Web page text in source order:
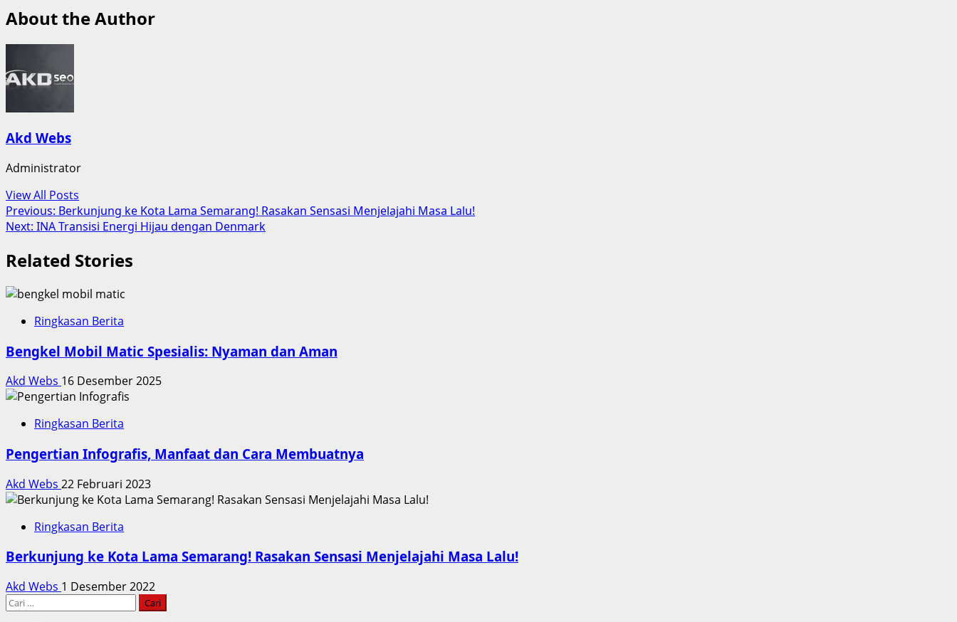
About the Author
Akd Webs
Administrator
View All Posts
Post
navigation
Previous: Berkunjung ke Kota Lama Semarang! Rasakan Sensasi Menjelajahi Masa Lalu!
Next: INA Transisi Energi Hijau dengan Denmark
Related Stories
Ringkasan Berita
Bengkel Mobil Matic Spesialis: Nyaman dan Aman
Akd Webs 16 Desember 2025
Ringkasan Berita
Pengertian Infografis, Manfaat dan Cara Membuatnya
Akd Webs 22 Februari 2023
Ringkasan Berita
Berkunjung ke Kota Lama Semarang! Rasakan Sensasi Menjelajahi Masa Lalu!
Akd Webs 1 Desember 2022
Cari